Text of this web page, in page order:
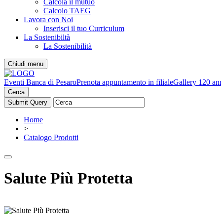
Calcola il mutuo
Calcolo TAEG
Lavora con Noi
Inserisci il tuo Curriculum
La Sostenibiltà
La Sostenibilità
Chiudi menu
Eventi Banca di PesaroPrenota appuntamento in filialeGallery 120
Cerca
Home
>
Catalogo Prodotti
Salute Più Protetta